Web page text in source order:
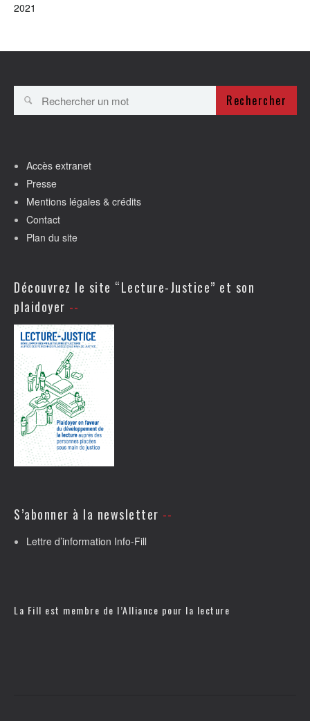
2021
Rechercher
Accès extranet
Presse
Mentions légales & crédits
Contact
Plan du site
Découvrez le site “Lecture-Justice” et son
plaidoyer
S’abonner à la newsletter
Lettre d’information Info-Fill
La Fill est membre de l’Alliance pour la lecture